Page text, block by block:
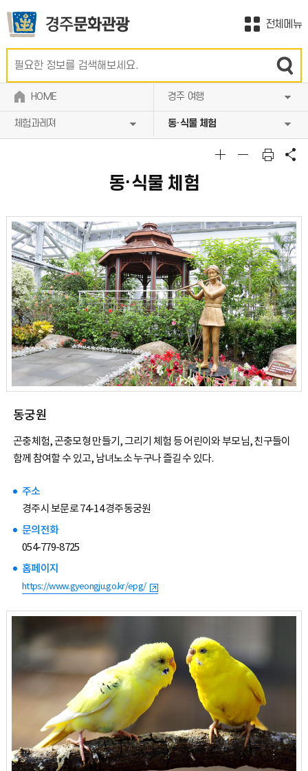
전체메뉴
HOME 경주 여행
체험과레져 동·식물 체험
동·식물 체험
동궁원
곤충체험, 곤충모형 만들기, 그리기 체험 등 어린이와 부모님, 친구들이
함께 참여할 수 있고, 남녀노소 누구나 즐길 수 있다.
주소
경주시 보문로 74-14 경주동궁원
문의전화
054-779-8725
홈페이지
https://www.gyeongju.go.kr/epg/